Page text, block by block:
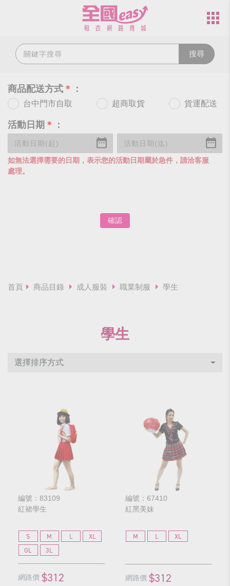
搜尋
商品配送方式 ＊ ：
台中門市自取 超商取貨 貨運配送
活動日期 ＊ ：
如無法選擇需要的日期，表示您的活動日期屬於急件，請洽客服
處理。
確認
首頁 商品目錄 成人服裝 職業制服 學生
學生
選擇排序方式
編號：83109
紅裙學生
S M L
XL
GL
3L
網路價 $312
編號：67410
紅黑美妹
M L XL
網路價 $312